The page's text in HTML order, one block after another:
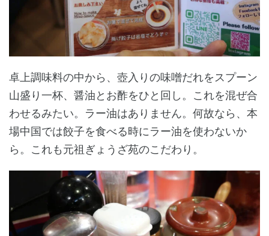
卓上調味料の中から、壺入りの味噌だれをスプーン
山盛り一杯、醤油とお酢をひと回し。これを混ぜ合
わせるみたい。ラー油はありません。何故なら、本
場中国では餃子を食べる時にラー油を使わないか
ら。これも元祖ぎょうざ苑のこだわり。